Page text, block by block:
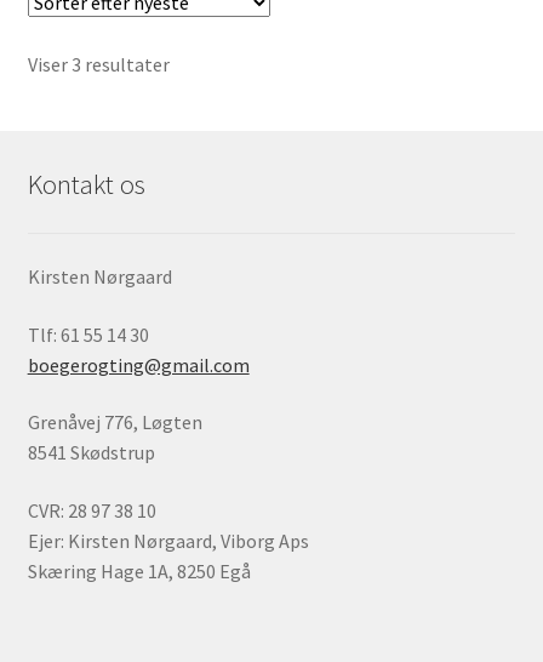
Viser 3 resultaterSorteret
Kontakt os
Kirsten Nørgaard
Tlf: 61 55 14 30
boegerogting@gmail.com
Grenåvej 776, Løgten
8541 Skødstrup
CVR: 28 97 38 10
Ejer: Kirsten Nørgaard, Viborg Aps
Skæring Hage 1A, 8250 Egå